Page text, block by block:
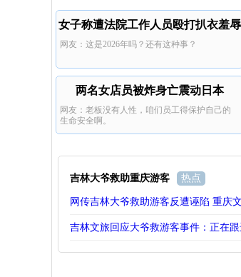
女子称遭法院工作人员殴打扒衣羞辱
网友：这是2026年吗？还有这种事？
两名女店员被炸身亡震动日本
网友：老板没有人性，咱们员工得保护自己的
生命安全啊。
吉林大爷救助重庆游客 热点
网传吉林大爷救助游客反遭诬陷 重庆
吉林文旅回应大爷救游客事件：正在